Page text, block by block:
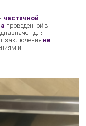
частичной
проведенной в
для
заключения не
и